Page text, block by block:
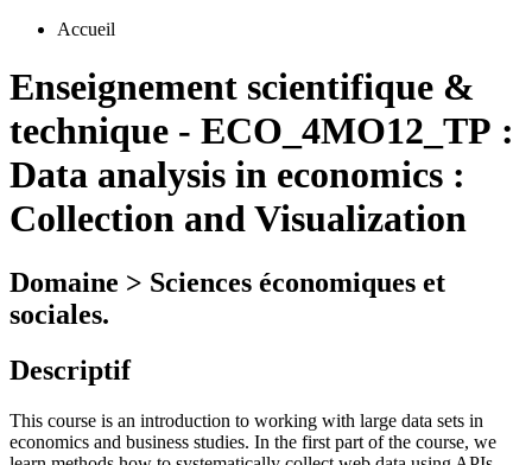
Accueil
Enseignement scientifique &
technique - ECO_4MO12_TP :
Data analysis in economics :
Collection and Visualization
Domaine > Sciences économiques et
sociales.
Descriptif
This course is an introduction to working with large data sets in
economics and business studies. In the first part of the course, we